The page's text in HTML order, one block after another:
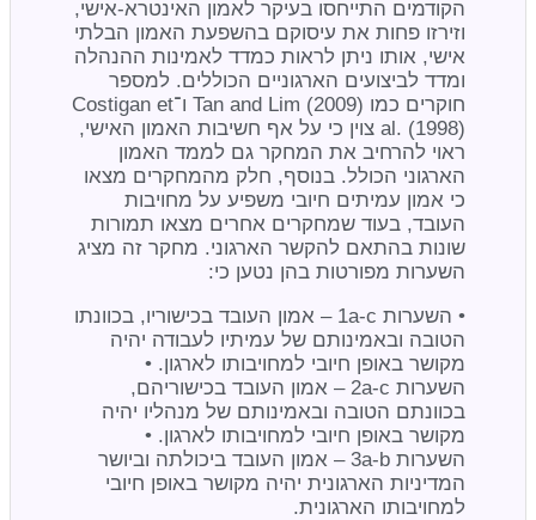
הקודמים התייחסו בעיקר לאמון האינטרא-אישי,
וזירזו פחות את עיסוקם בהשפעת האמון הבלתי
אישי, אותו ניתן לראות כמדד לאמינות ההנהלה
ומדד לביצועים הארגוניים הכוללים. למספר
חוקרים כמו Tan and Lim (2009) ו־Costigan et
al. (1998) צוין כי על אף חשיבות האמון האישי,
ראוי להרחיב את המחקר גם לממד האמון
הארגוני הכולל. בנוסף, חלק מהמחקרים מצאו
כי אמון עמיתים חיובי משפיע על מחויבות
העובד, בעוד שמחקרים אחרים מצאו תמורות
שונות בהתאם להקשר הארגוני. מחקר זה מציג
השערות מפורטות בהן נטען כי:
• השערות 1a-c – אמון העובד בכישוריו, בכוונתו
הטובה ובאמינותם של עמיתיו לעבודה יהיה
מקושר באופן חיובי למחויבותו לארגון. •
השערות 2a-c – אמון העובד בכישוריהם,
בכוונתם הטובה ובאמינותם של מנהליו יהיה
מקושר באופן חיובי למחויבותו לארגון. •
השערות 3a-b – אמון העובד ביכולתה וביושר
המדיניות הארגונית יהיה מקושר באופן חיובי
למחויבותו הארגונית.